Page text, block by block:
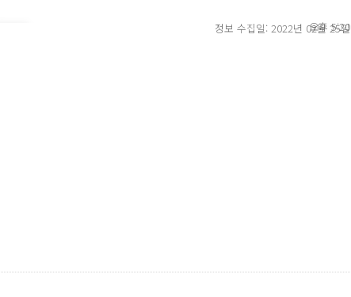
정보 수집일: 2022년 02월 25일
오후 5:20